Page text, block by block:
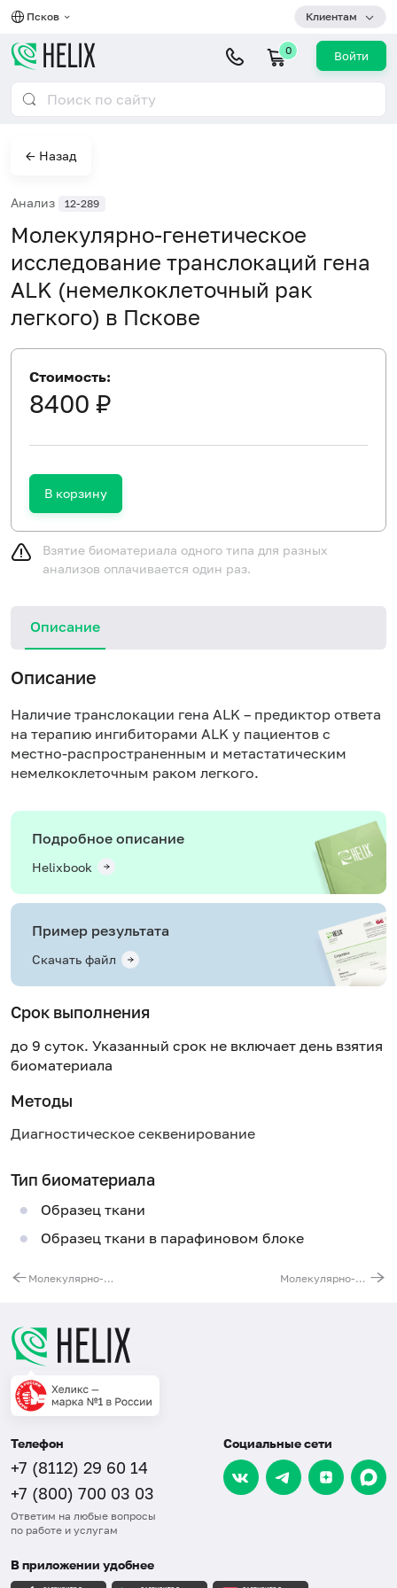
Псков Клиентам
0 Войти
← Назад
Анализ 12-289
Молекулярно-генетическое
исследование транслокаций гена
ALK (немелкоклеточный рак
легкого) в Пскове
Стоимость:
8400 ₽
В корзину
Взятие биоматериала одного типа для разных
анализов оплачивается один раз.
Описание
Описание
Наличие транслокации гена ALK – предиктор ответа
на терапию ингибиторами ALK у пациентов с
местно-распространенным и метастатическим
немелкоклеточным раком легкого.
Подробное описание
Helixbook
Пример результата
Скачать файл
Срок выполнения
до 9 суток. Указанный срок не включает день взятия
биоматериала
Методы
Диагностическое секвенирование
Тип биоматериала
Образец ткани
Образец ткани в парафиновом блоке
Молекулярно-генетическое исследование транслокаций EML4-ALK, ROS1 и мутаций в гене MET при раке легкого Молекулярно-генетическое исследование транслокаций гена ROS1 (немелкоклеточный рак легкого)
Телефон
+7 (8112) 29 60 14
+7 (800) 700 03 03
Ответим на любые вопросы
по работе и услугам
Социальные сети
В приложении удобнее